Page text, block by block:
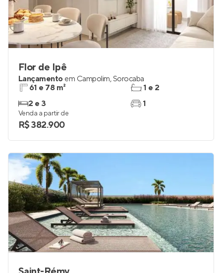
Flor de Ipê
Lançamento em Campolim,Sorocaba
61 e 78 m²
2 e 3
1 e 2
1
Venda a partir de
R$ 382.900